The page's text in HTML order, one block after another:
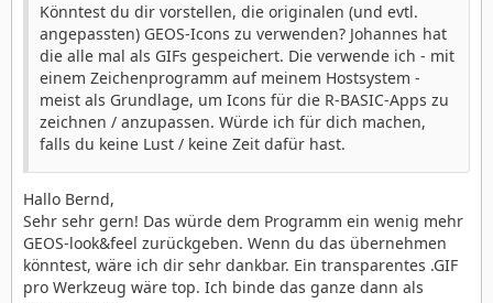
Könntest du dir vorstellen, die originalen (und evtl.
angepassten) GEOS-Icons zu verwenden? Johannes hat
die alle mal als GIFs gespeichert. Die verwende ich - mit
einem Zeichenprogramm auf meinem Hostsystem -
meist als Grundlage, um Icons für die R-BASIC-Apps zu
zeichnen / anzupassen. Würde ich für dich machen,
falls du keine Lust / keine Zeit dafür hast.
Hallo Bernd,
Sehr sehr gern! Das würde dem Programm ein wenig mehr
GEOS-look&feel zurückgeben. Wenn du das übernehmen
könntest, wäre ich dir sehr dankbar. Ein transparentes .GIF
pro Werkzeug wäre top. Ich binde das ganze dann als